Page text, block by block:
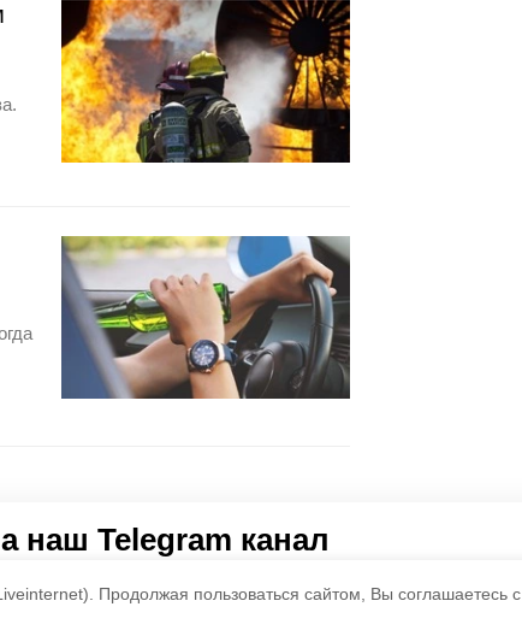
Продолжая пользоваться сайтом, Вы соглашаетесь с
наш Telegram канал